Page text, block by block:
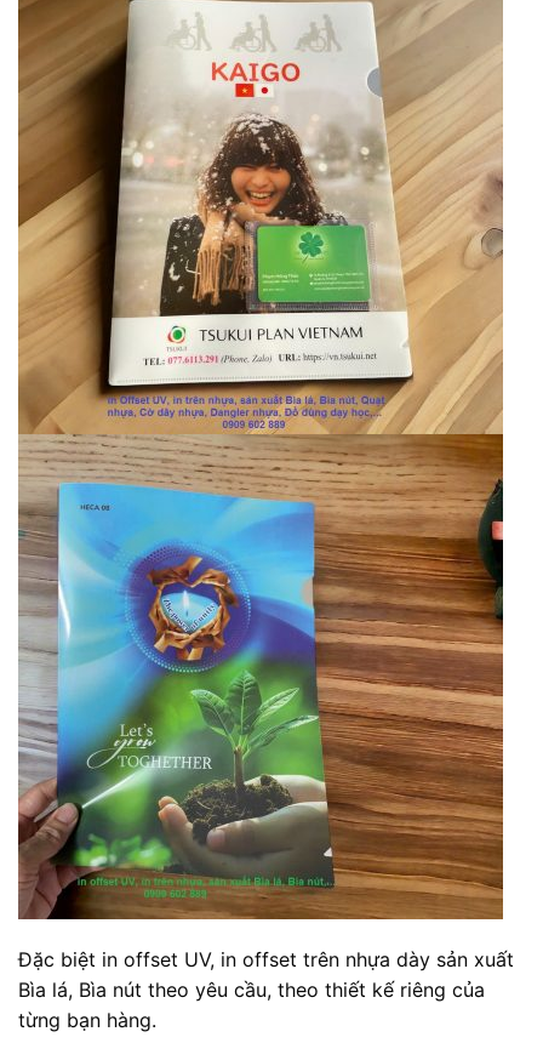
Đặc biệt in offset UV, in offset trên nhựa dày sản xuất
Bìa lá, Bìa nút theo yêu cầu, theo thiết kế riêng của
từng bạn hàng.